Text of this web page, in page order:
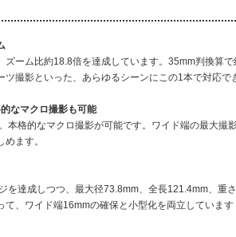
ズーム比約18.8倍を達成しています。35mm判換算
撮影といった、あらゆるシーンにこの1本で対応で
なマクロ撮影も可能
格的なマクロ撮影が可能です。ワイド端の最大撮
ます。
を達成しつつ、最大径73.8mm、全長121.4mm、
て、ワイド端16mmの確保と小型化を両立していま